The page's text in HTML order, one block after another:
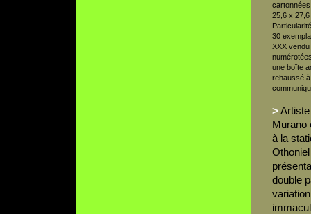
25,6 x 27,6
30
XXX
une boîte
rehaussé à
>Artiste
Murano
à la
double